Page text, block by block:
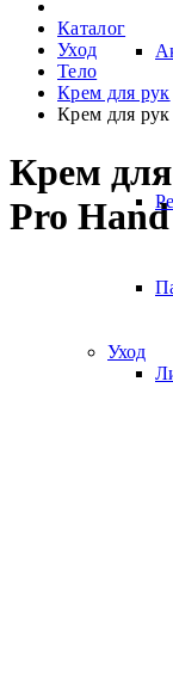
Уход
Каталог
Уход
Тело
Крем для рук
Крем для
Крем
Pro